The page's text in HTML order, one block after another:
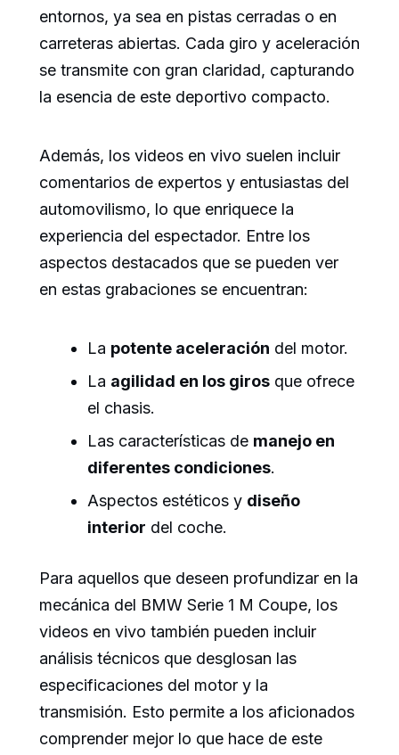
entornos, ya sea en pistas cerradas o en
carreteras abiertas. Cada giro y aceleración
se transmite con gran claridad, capturando
la esencia de este deportivo compacto.
Además, los videos en vivo suelen incluir
comentarios de expertos y entusiastas del
automovilismo, lo que enriquece la
experiencia del espectador. Entre los
aspectos destacados que se pueden ver
en estas grabaciones se encuentran:
La potente aceleración del motor.
La agilidad en los giros que ofrece
el chasis.
Las características de manejo en
diferentes condiciones.
Aspectos estéticos y diseño
interior del coche.
Para aquellos que deseen profundizar en la
mecánica del BMW Serie 1 M Coupe, los
videos en vivo también pueden incluir
análisis técnicos que desglosan las
especificaciones del motor y la
transmisión. Esto permite a los aficionados
comprender mejor lo que hace de este